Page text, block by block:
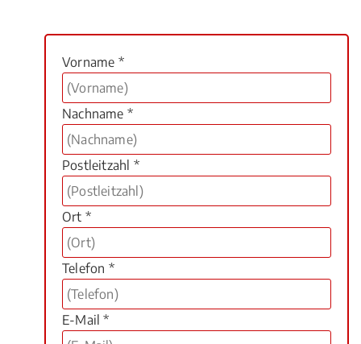
Vorname *
Nachname *
Postleitzahl *
Ort *
Telefon *
E-Mail *